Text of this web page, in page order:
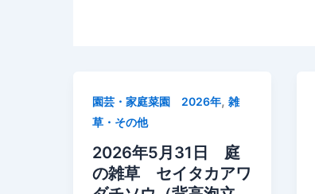
園芸・家庭菜園 2026年, 雑
草・その他
2026年5月31日 庭
の雑草 セイタカアワ